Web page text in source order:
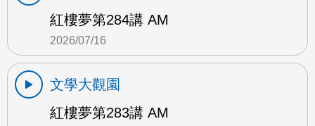
紅樓夢第284講 AM
2026/07/16
文學大觀園
紅樓夢第283講 AM